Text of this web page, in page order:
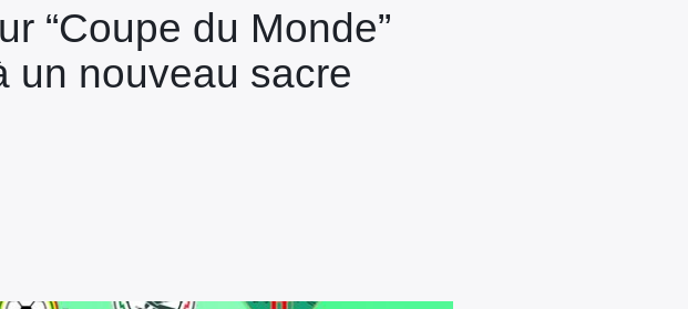
“Coupe du Monde”
un nouveau sacre